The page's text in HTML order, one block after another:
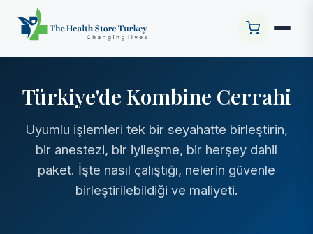
Türkiye'de Kombine Cerrahi
Uyumlu işlemleri tek bir seyahatte birleştirin,
bir anestezi, bir iyileşme, bir herşey dahil
paket. İşte nasıl çalıştığı, nelerin güvenle
birleştirilebildiği ve maliyeti.